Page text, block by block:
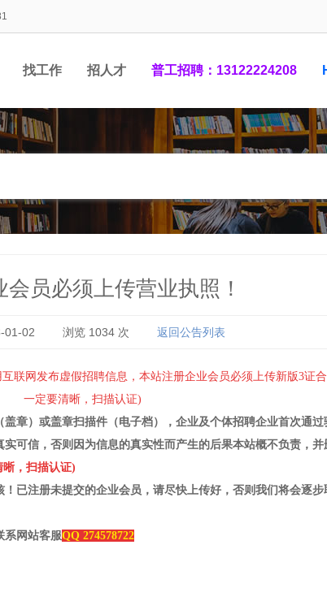
找工作 招人才 普工招聘：13122224208
会员必须上传营业执照！
01-02 浏览 1034次 返回公告列表
联网发布虚假招聘信息，本站注册企业会员必须上传新版3证
一定要清晰，扫描认证)
章）或盖章扫描件（电子档），企业及个体招聘企业首次通
可信，否则因为信息的真实性而产生的后果本站概不负责，并
，扫描认证)
已注册未提交的企业会员，请尽快上传好，否则我们将会逐
系网站客服QQ 274578722